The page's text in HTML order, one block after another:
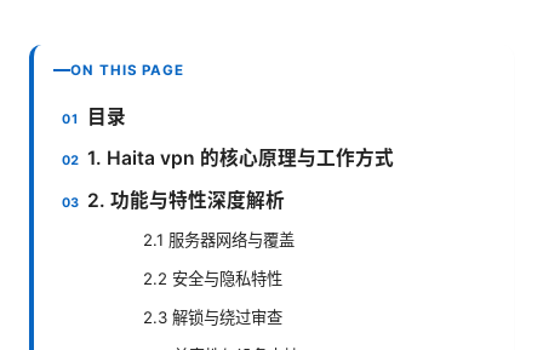
ON THIS PAGE
目录
1. Haita vpn 的核心原理与工作方式
2. 功能与特性深度解析
2.1 服务器网络与覆盖
2.2 安全与隐私特性
2.3 解锁与绕过审查